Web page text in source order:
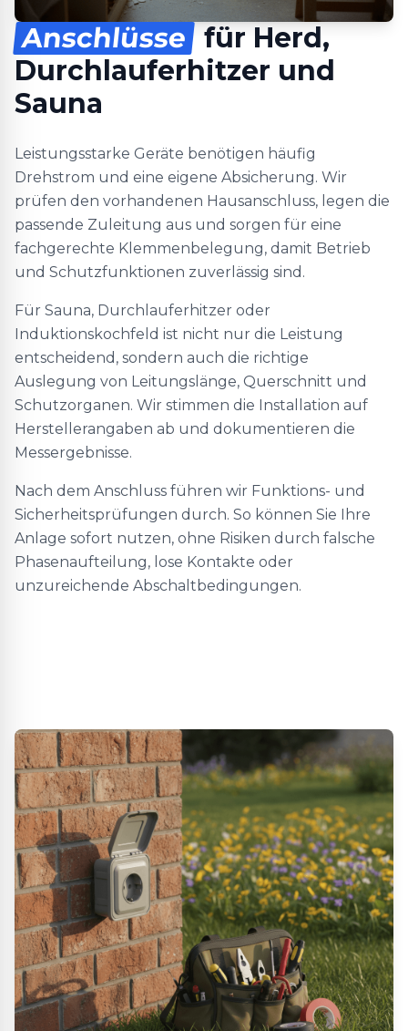
Anschlüsse für Herd,
Durchlauferhitzer und
Sauna
Leistungsstarke Geräte benötigen häufig
Drehstrom und eine eigene Absicherung. Wir
prüfen den vorhandenen Hausanschluss, legen die
passende Zuleitung aus und sorgen für eine
fachgerechte Klemmenbelegung, damit Betrieb
und Schutzfunktionen zuverlässig sind.
Für Sauna, Durchlauferhitzer oder
Induktionskochfeld ist nicht nur die Leistung
entscheidend, sondern auch die richtige
Auslegung von Leitungslänge, Querschnitt und
Schutzorganen. Wir stimmen die Installation auf
Herstellerangaben ab und dokumentieren die
Messergebnisse.
Nach dem Anschluss führen wir Funktions- und
Sicherheitsprüfungen durch. So können Sie Ihre
Anlage sofort nutzen, ohne Risiken durch falsche
Phasenaufteilung, lose Kontakte oder
unzureichende Abschaltbedingungen.